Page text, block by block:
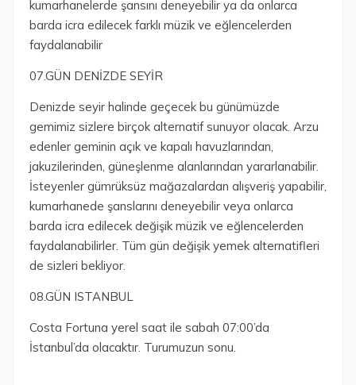
kumarhanelerde şansını deneyebilir ya da onlarca
barda icra edilecek farklı müzik ve eğlencelerden
faydalanabilir
07.GÜN DENİZDE SEYİR
Denizde seyir halinde geçecek bu günümüzde
gemimiz sizlere birçok alternatif sunuyor olacak. Arzu
edenler geminin açık ve kapalı havuzlarından,
jakuzilerinden, güneşlenme alanlarından yararlanabilir.
İsteyenler gümrüksüz mağazalardan alışveriş yapabilir,
kumarhanede şanslarını deneyebilir veya onlarca
barda icra edilecek değişik müzik ve eğlencelerden
faydalanabilirler. Tüm gün değişik yemek alternatifleri
de sizleri bekliyor.
08.GÜN ISTANBUL
Costa Fortuna yerel saat ile sabah 07:00’da
İstanbul’da olacaktır. Turumuzun sonu.